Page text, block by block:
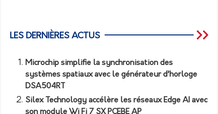
LES DERNIÈRES ACTUS
Microchip simplifie la synchronisation des
systèmes spatiaux avec le générateur d’horloge
DSA504RT
Silex Technology accélère les réseaux Edge AI avec
son module Wi Fi 7 SX PCEBE AP